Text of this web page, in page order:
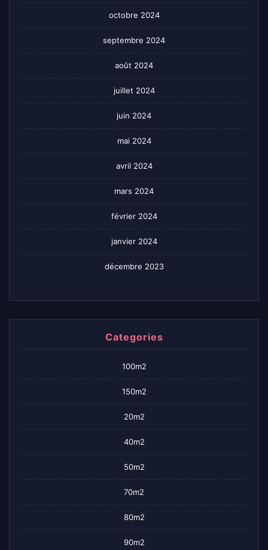
octobre 2024
septembre 2024
août 2024
juillet 2024
juin 2024
mai 2024
avril 2024
mars 2024
février 2024
janvier 2024
décembre 2023
Categories
100m2
150m2
20m2
40m2
50m2
70m2
80m2
90m2